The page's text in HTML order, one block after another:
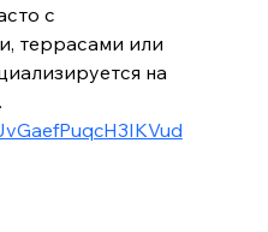
с
террасами или
на